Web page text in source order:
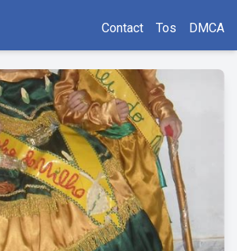
Contact Tos DMCA